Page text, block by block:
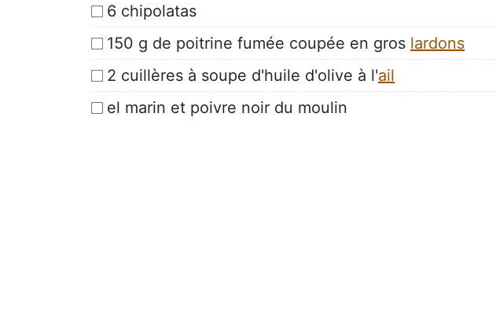
6 chipolatas
150 g de poitrine fumée coupée en gros lardons
2 cuillères à soupe d'huile d'olive à l'ail
el marin et poivre noir du moulin